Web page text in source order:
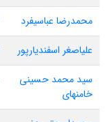
محمدرضا عباسیفرد
علیاصغر اسفندیارپور
سید محمد حسینی
خامنهای